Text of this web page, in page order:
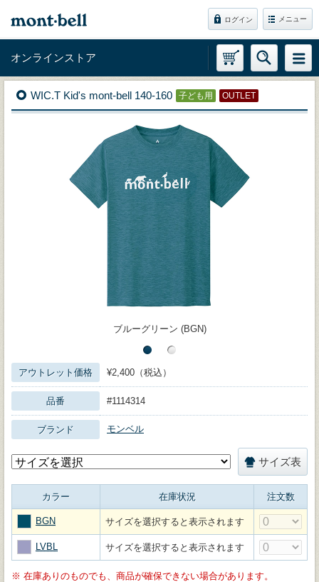
ログイン メニュー
オンラインストア
WIC.T Kid's mont-bell 140-160 子ども用 OUTLET
ブルーグリーン (BGN)
アウトレット価格 ¥2,400（税込）
品番 #1114314
ブランド モンベル
サイズ表
カラー 在庫状況 注文数
BGN サイズを選択すると表示されます
LVBL サイズを選択すると表示されます
※ 在庫ありのものでも、商品が確保できない場合があります。